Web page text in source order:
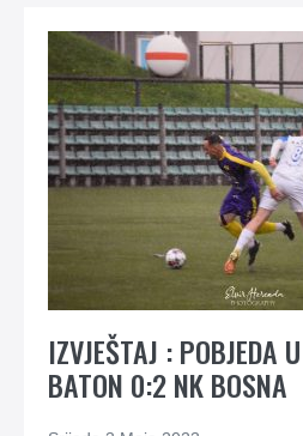
IZVJEŠTAJ : POBJEDA
BATON 0:2 NK BOSNA